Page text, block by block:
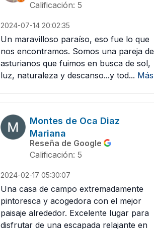
Calificación: 5
2024-07-14 20:02:35
Un maravilloso paraíso, eso fue lo que
nos encontramos. Somos una pareja de
asturianos que fuimos en busca de sol,
luz, naturaleza y descanso...y tod... Más
Montes de Oca Diaz
Mariana
Reseña de Google
Calificación: 5
2024-02-17 05:30:07
Una casa de campo extremadamente
pintoresca y acogedora con el mejor
paisaje alrededor. Excelente lugar para
disfrutar de una escapada relajante en